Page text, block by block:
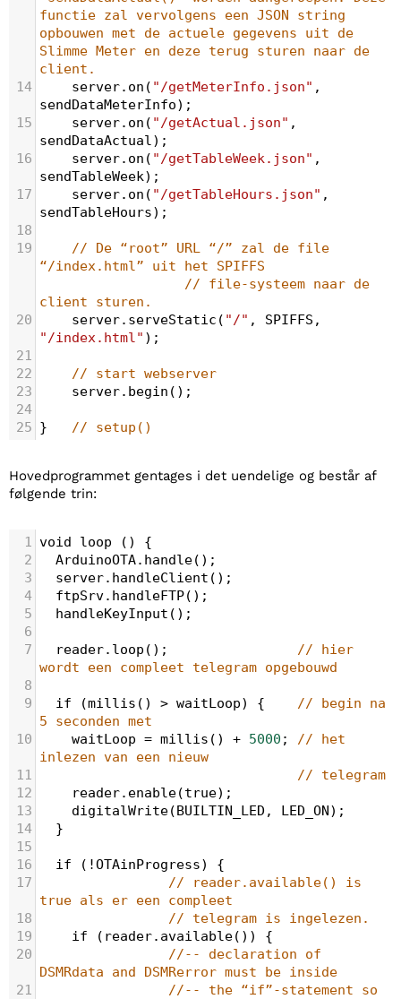
functie zal vervolgens een JSON string
opbouwen met de actuele gegevens uit de
Slimme Meter en deze terug sturen naar de
client.
14
server. on ( "/getMeterInfo.json"
sendDataMeterInfo);
15
server. on ( "/getActual.json"
sendDataActual);
16
server. on ( "/getTableWeek.json"
sendTableWeek);
17
server. on ( "/getTableHours.json"
sendTableHours);
18
19
// De “root” URL “/” zal de file
“/index.html” uit het SPIFFS
  // file-systeem naar de
client sturen.
20
server. serveStatic ( "/" , SPIFFS
"/index.html" );
21
22
// start webserver
23
server. begin ();
24
25 }
Hovedprogrammet gentages i det uendelige og består af
følgende trin:
1 void loop () {
2
ArduinoOTA. handle();
3
server. handleClient ();
4
ftpSrv. handleFTP();
5
handleKeyInput ();
6
7
reader. loop ();
// hier
wordt een compleet telegram opgebouwd
8
9
if (millis () > waitLoop) { // begin na
5 seconden met
10
waitLoop = millis () + 5000 ;
// het
inlezen van een nieuw
11
// telegram
12
reader. enable(true);
13
digitalWrite(BUILTIN_LED , LED_ON);
14
  }
15
16
if ( !OTAinProgress) {
17
// reader.available() is
true als er een compleet
18
// telegram is ingelezen.
19
if ( reader. available()) {
20
//-- declaration of
21
//-- the “if”-statement so